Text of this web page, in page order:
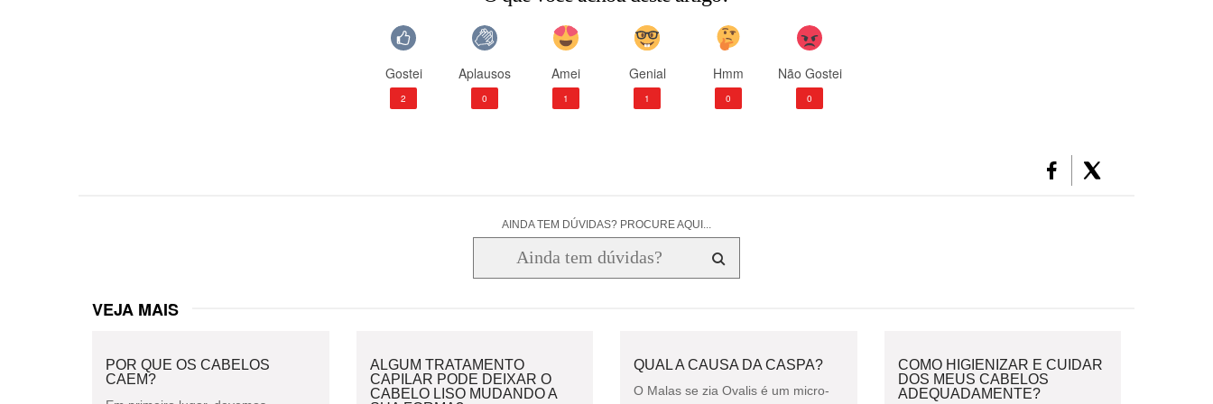
Gostei
2
Aplausos
0
Amei
1
Genial
1
Hmm
0
Não Gostei
0
AINDA TEM DÚVIDAS? PROCURE AQUI...
VEJA MAIS
POR QUE OS CABELOS
CAEM?
ALGUM TRATAMENTO
CAPILAR PODE DEIXAR O
CABELO LISO MUDANDO A
QUAL A CAUSA DA CASPA?
O Malas se zia Ovalis é um micro-
COMO HIGIENIZAR E CUIDAR
DOS MEUS CABELOS
ADEQUADAMENTE?